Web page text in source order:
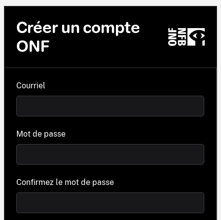
Créer un compte
ONF
Courriel
Mot de passe
Confirmez le mot de passe